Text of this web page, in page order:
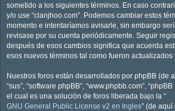
sometido a los siguientes términos. En caso
y/o use “clanjhoo.com”. Podemos cambiar estos
momento e intentaríamos avisarle, sin embargo
revisase por su cuenta periódicamente. Seguir
después de esos cambios significa que acuerda
esos nuevos términos tal como fueron actualizados
Nuestros foros están desarrollados por phpBB (de
“sus”, “software phpBB”, “www.phpbb.com”,
el cual es una solución de foros liberada bajo la “
GNU General Public License v2 en Ingles” (de aquí